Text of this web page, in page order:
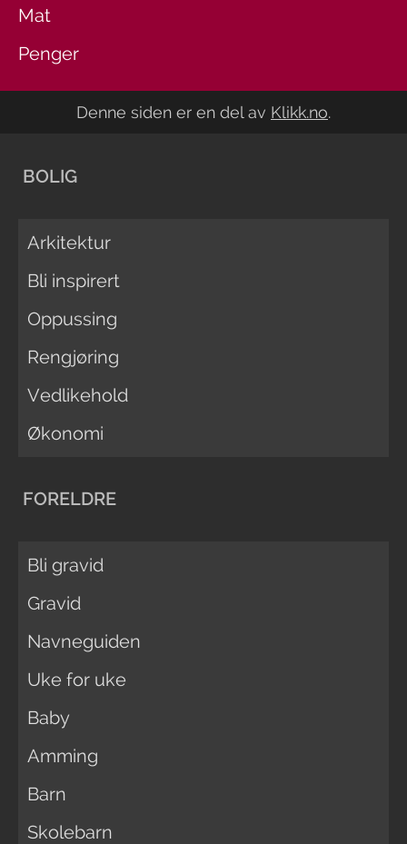
Mat
Penger
Denne siden er en del av Klikk.no.
BOLIG
Arkitektur
Bli inspirert
Oppussing
Rengjøring
Vedlikehold
Økonomi
FORELDRE
Bli gravid
Gravid
Navneguiden
Uke for uke
Baby
Amming
Barn
Skolebarn